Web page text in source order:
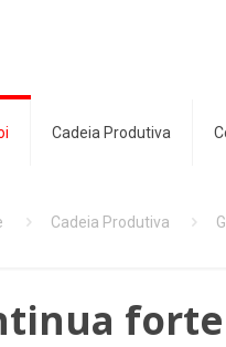
Cadeia Produtiva
Cadeia Produtiva